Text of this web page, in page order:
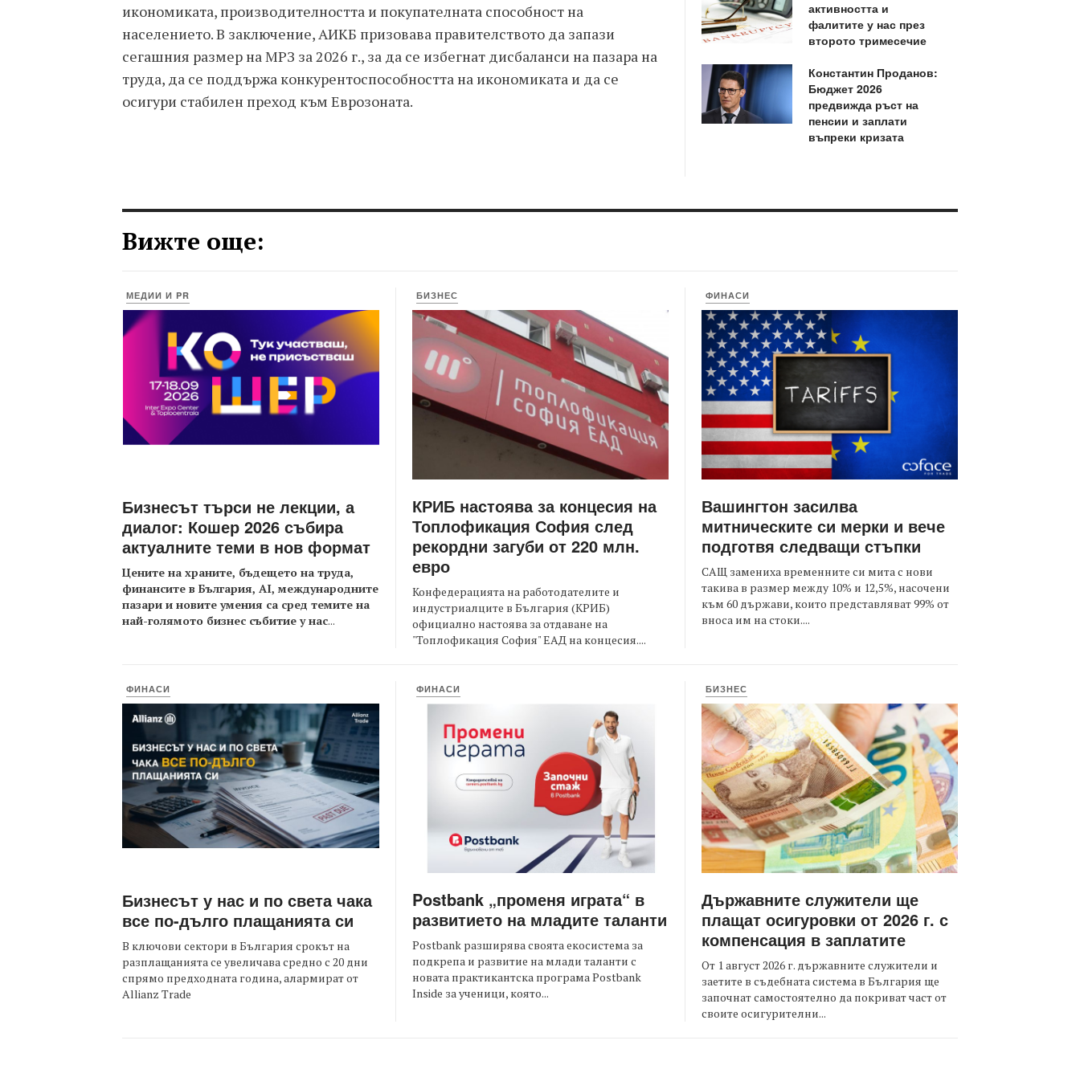
икономиката, производителността и покупателната способност на
населението. В заключение, АИКБ призовава правителството да запази
сегашния размер на МРЗ за 2026 г., за да се избегнат дисбаланси на пазара на
труда, да се поддържа конкурентоспособността на икономиката и да се
осигури стабилен преход към Еврозоната.
активността и
фалитите у нас през
второто тримесечие
Константин Проданов:
Бюджет 2026
предвижда ръст на
пенсии и заплати
въпреки кризата
Вижте още:
МЕДИИ И PR
Бизнесът търси не лекции, а
диалог: Кошер 2026 събира
актуалните теми в нов формат
Цените на храните, бъдещето на труда,
финансите в България, AI, международните
пазари и новите умения са сред темите на
най-голямото бизнес събитие у нас...
БИЗНЕС
КРИБ настоява за концесия на
Топлофикация София след
рекордни загуби от 220 млн.
евро
Конфедерацията на работодателите и
индустриалците в България (КРИБ)
официално настоява за отдаване на
"Топлофикация София" ЕАД на концесия....
ФИНАСИ
Вашингтон засилва
митническите си мерки и вече
подготвя следващи стъпки
САЩ замениха временните си мита с нови
такива в размер между 10% и 12,5%, насочени
към 60 държави, които представляват 99% от
вноса им на стоки....
ФИНАСИ
Бизнесът у нас и по света чака
все по-дълго плащанията си
В ключови сектори в България срокът на
разплащанията се увеличава средно с 20 дни
спрямо предходната година, алармират от
Allianz Trade
ФИНАСИ
Postbank „променя играта“ в
развитието на младите таланти
Postbank разширява своята екосистема за
подкрепа и развитие на млади таланти с
новата практикантска програма Postbank
Inside за ученици, която...
БИЗНЕС
Държавните служители ще
плащат осигуровки от 2026 г. с
компенсация в заплатите
От 1 август 2026 г. държавните служители и
заетите в съдебната система в България ще
започнат самостоятелно да покриват част от
своите осигурителни...